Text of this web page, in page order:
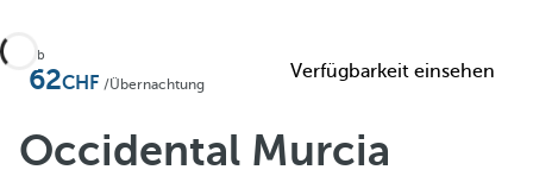
Ab
62 /Übernachtung
Verfügbarkeit einsehen
Occidental Murcia